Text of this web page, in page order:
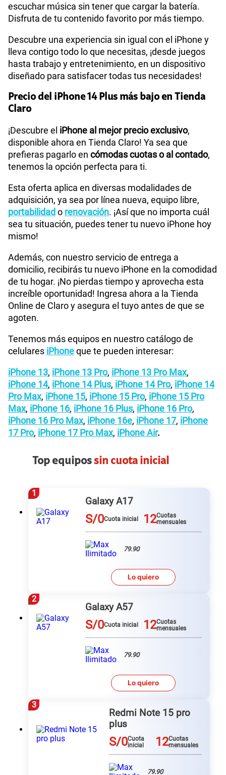
escuchar música sin tener que cargar la batería.
Disfruta de tu contenido favorito por más tiempo.
Descubre una experiencia sin igual con el iPhone y
lleva contigo todo lo que necesitas, ¡desde juegos
hasta trabajo y entretenimiento, en un dispositivo
diseñado para satisfacer todas tus necesidades!
Precio del iPhone 14 Plus más bajo en Tienda
Claro
¡Descubre el iPhone al mejor precio exclusivo,
disponible ahora en Tienda Claro! Ya sea que
prefieras pagarlo en cómodas cuotas o al contado,
tenemos la opción perfecta para ti.
Esta oferta aplica en diversas modalidades de
adquisición, ya sea por línea nueva, equipo libre,
portabilidado renovación. ¡Así que no importa cuál
sea tu situación, puedes tener tu nuevo iPhone hoy
mismo!
Además, con nuestro servicio de entrega a
domicilio, recibirás tu nuevo iPhone en la comodidad
de tu hogar. ¡No pierdas tiempo y aprovecha esta
increíble oportunidad! Ingresa ahora a la Tienda
Online de Claro y asegura el tuyo antes de que se
agoten.
Tenemos más equipos en nuestro catálogo de
celulares iPhoneque te pueden interesar:
iPhone 13, iPhone 13 Pro, iPhone 13 Pro Max,
iPhone 14, iPhone 14 Plus, iPhone 14 Pro, iPhone 14
Pro Max, iPhone 15, iPhone 15 Pro, iPhone 15 Pro
Max, iPhone 16, iPhone 16 Plus, iPhone 16 Pro,
iPhone 16 Pro Max, iPhone 16e, iPhone 17, iPhone
17 Pro, iPhone 17 Pro Max, iPhone Air.
Top equipossin cuota inicial
1
Galaxy A17
S/0Cuota inicial 12Cuotas
mensuales
79.90
Lo quiero
2
Galaxy A57
S/0Cuota inicial 12Cuotas
mensuales
79.90
Lo quiero
3
Redmi Note 15 pro
plus
S/0Cuota
inicial
12Cuotas
mensuales
79.90